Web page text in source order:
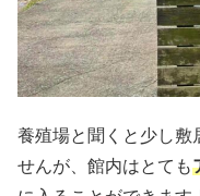
養殖場と聞くと少し敷
せんが、館内はとても